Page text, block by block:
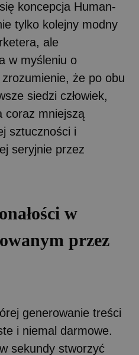
koncepcja Human-
tylko kolejny modny
ale
w myśleniu o
że po obu
siedzi człowiek,
coraz mniejszą
sztuczności i
seryjnie przez
w
przez
generowanie treści
i niemal darmowe.
sekundy stworzyć